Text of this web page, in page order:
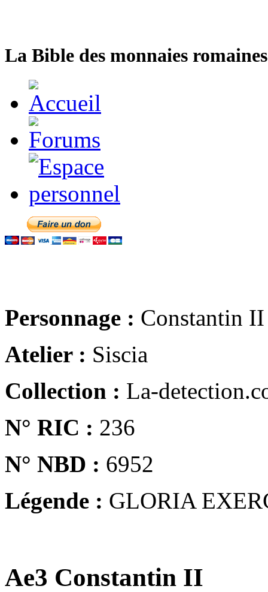
La Bible des monnaies
Personnage : Constantin II
Atelier : Siscia
Collection : La-
N° RIC : 236
N° NBD : 6952
Légende : GLORIA
Ae3 Constantin II